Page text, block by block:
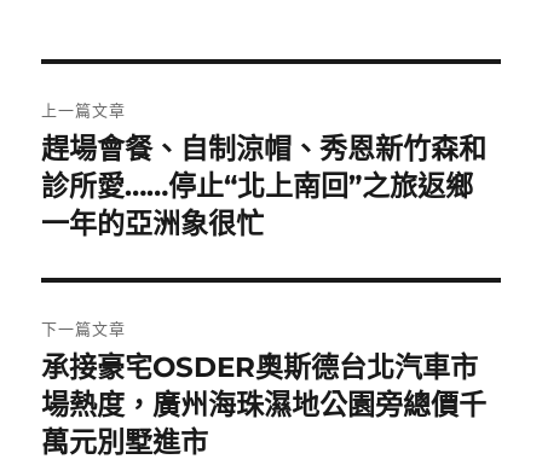
章
導
上一篇文章
上
一
篇
章:
趕場會餐、自制涼帽、秀恩新竹森和
診所愛……停止“北上南回”之旅返鄉
一年的亞洲象很忙
下一篇文章
下
一
篇
承接豪宅OSDER奧斯德台北汽車市
場熱度，廣州海珠濕地公園旁總價千
萬元別墅進市